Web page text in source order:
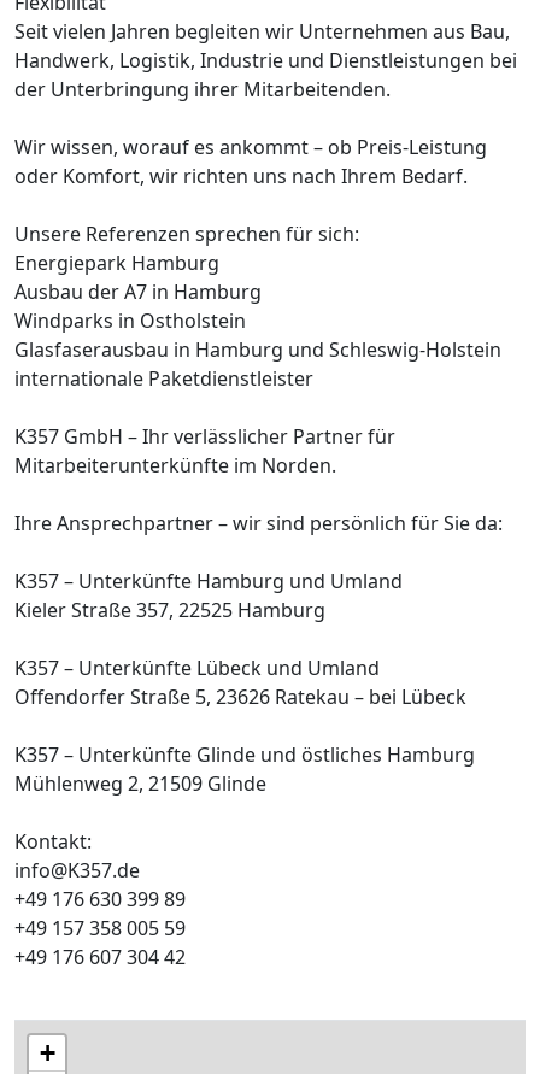
Seit vielen Jahren begleiten wir Unternehmen aus Bau,
Handwerk, Logistik, Industrie und Dienstleistungen bei
der Unterbringung ihrer Mitarbeitenden.
Wir wissen, worauf es ankommt – ob Preis-Leistung
oder Komfort, wir richten uns nach Ihrem Bedarf.
Unsere Referenzen sprechen für sich:
Energiepark Hamburg
Ausbau der A7 in Hamburg
Windparks in Ostholstein
Glasfaserausbau in Hamburg und Schleswig-Holstein
internationale Paketdienstleister
K357 GmbH – Ihr verlässlicher Partner für
Mitarbeiterunterkünfte im Norden.
Ihre Ansprechpartner – wir sind persönlich für Sie da:
K357 – Unterkünfte Hamburg und Umland
Kieler Straße 357, 22525 Hamburg
K357 – Unterkünfte Lübeck und Umland
Offendorfer Straße 5, 23626 Ratekau – bei Lübeck
K357 – Unterkünfte Glinde und östliches Hamburg
Mühlenweg 2, 21509 Glinde
Kontakt:
info@K357.de
+49 176 630 399 89
+49 157 358 005 59
+49 176 607 304 42
+